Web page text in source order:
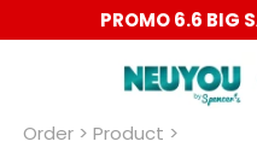
PROMO 6.6 BIG
Order > Product >